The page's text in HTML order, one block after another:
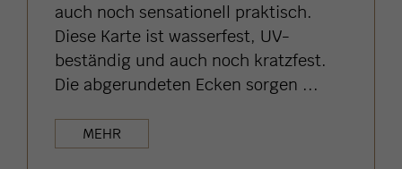
auch noch sensationell praktisch.
Diese Karte ist wasserfest, UV-
beständig und auch noch kratzfest.
Die abgerundeten Ecken sorgen ...
MEHR